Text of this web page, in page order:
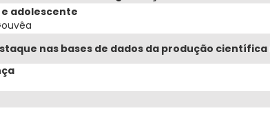
adolescente
nas bases de dados da produção